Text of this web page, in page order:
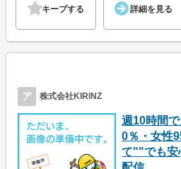
キープする 詳細を見る
ア 株式会社KIRINZ
週10時間
0％・女性
て""でも安